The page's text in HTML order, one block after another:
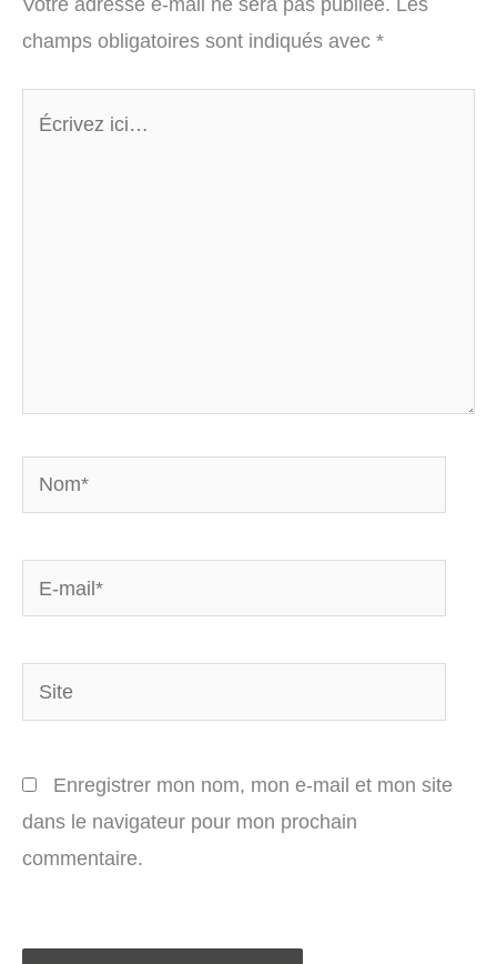
champs obligatoires sont indiqués avec *
Nom*
E-
mail*
Site
Enregistrer mon nom, mon e-mail et mon site
dans le navigateur pour mon prochain
commentaire.